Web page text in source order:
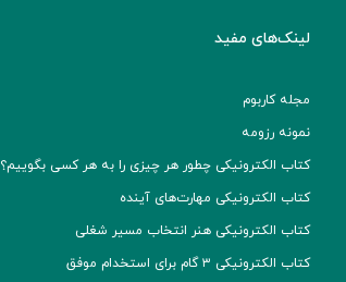
لینک‌های مفید
مجله کاربوم
نمونه رزومه
کتاب الکترونیکی چطور هر چیزی را به هر کسی بگوییم؟
کتاب الکترونیکی مهارت‌های آینده
کتاب الکترونیکی هنر انتخاب مسیر شغلی
کتاب الکترونیکی ۳ گام برای استخدام موفق